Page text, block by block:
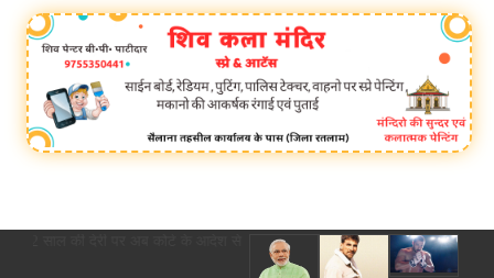
पर अब कोर्ट के आदेश से ही होगा रजिस्ट्रेशन chief editor Uttam Sharma. mk